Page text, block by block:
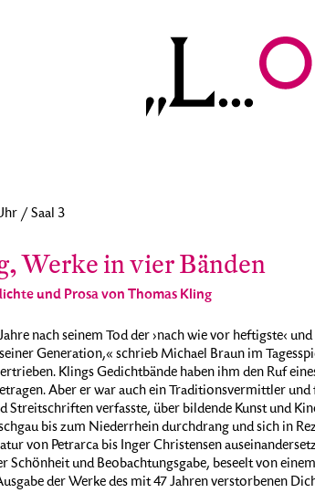
/ Saal 3
Werke in vier Bänden
und Prosa von Thomas Kling
nach seinem Tod der ›nach wie vor heftigste‹ und
Generation,« schrieb Michael Braun im
Klings Gedichtbände haben ihm den Ruf
Aber er war auch ein Traditionsvermittler
Streitschriften verfasste, über bildende Kunst und
bis zum Niederrhein durchdrang und sich in
von Petrarca bis Inger Christensen
Schönheit und Beobachtungsgabe, beseelt von
der Werke des mit 47 Jahren verstorbenen